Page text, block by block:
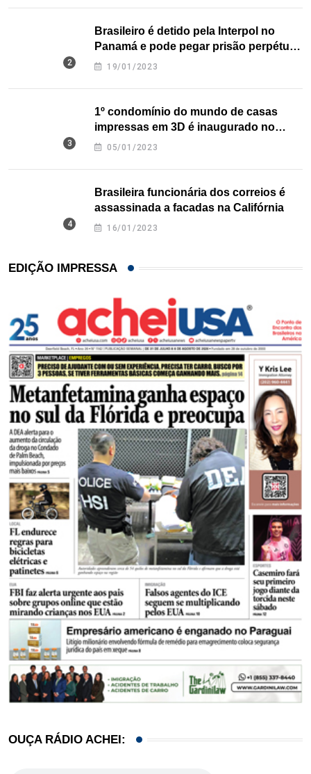
Brasileiro é detido pela Interpol no
Panamá e pode pegar prisão perpétua
nos EUA
19/01/2023
1º condomínio do mundo de casas
impressas em 3D é inaugurado no
Texas
05/01/2023
Brasileira funcionária dos correios é
assassinada a facadas na Califórnia
16/01/2023
EDIÇÃO IMPRESSA
OUÇA RÁDIO ACHEI: